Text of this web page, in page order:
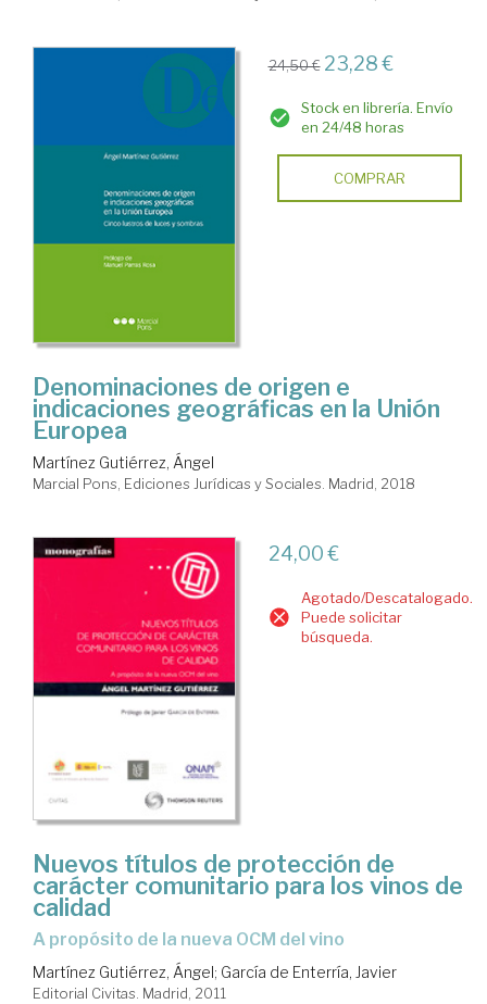
24,50 € 23,28 €
Stock en librería. Envío
en 24/48 horas
COMPRAR
Denominaciones de origen e
indicaciones geográficas en la Unión
Europea
Martínez Gutiérrez, Ángel
Marcial Pons, Ediciones Jurídicas y Sociales. Madrid, 2018
24,00 €
Agotado/Descatalogado.
Puede solicitar
búsqueda.
Nuevos títulos de protección de
carácter comunitario para los vinos de
calidad
a propósito de la nueva OCM del vino
Martínez Gutiérrez, Ángel; García de Enterría, Javier
Editorial Civitas. Madrid, 2011